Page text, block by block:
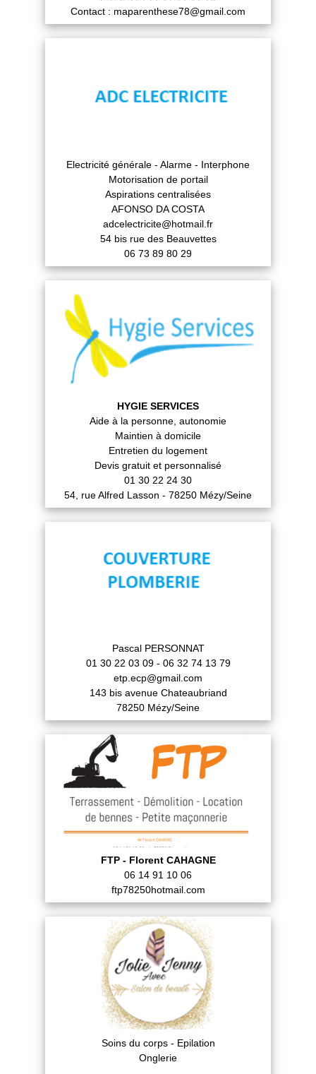
Contact : maparenthese78@gmail.com
Electricité générale - Alarme - Interphone
Motorisation de portail
Aspirations centralisées
AFONSO DA COSTA
adcelectricite@hotmail.fr
54 bis rue des Beauvettes
06 73 89 80 29
HYGIE SERVICES
Aide à la personne, autonomie
Maintien à domicile
Entretien du logement
Devis gratuit et personnalisé
01 30 22 24 30
54, rue Alfred Lasson - 78250 Mézy/Seine
Pascal PERSONNAT
01 30 22 03 09 - 06 32 74 13 79
etp.ecp@gmail.com
143 bis avenue Chateaubriand
78250 Mézy/Seine
FTP - Florent CAHAGNE
06 14 91 10 06
ftp78250hotmail.com
Soins du corps - Epilation
Onglerie